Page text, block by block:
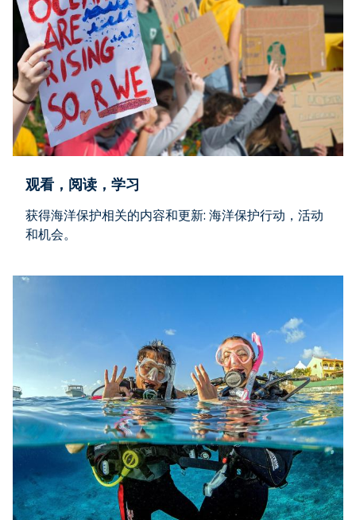
观看，阅读，学习
获得海洋保护相关的内容和更新: 海洋保护行动，活动
和机会。